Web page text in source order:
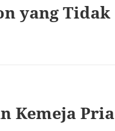
yang Tidak
Kemeja Pria